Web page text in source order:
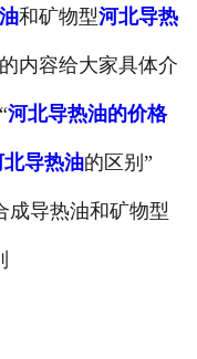
和矿物型河北导热
内容给大家具体介
河北导热油的价格
北导热油的区别”